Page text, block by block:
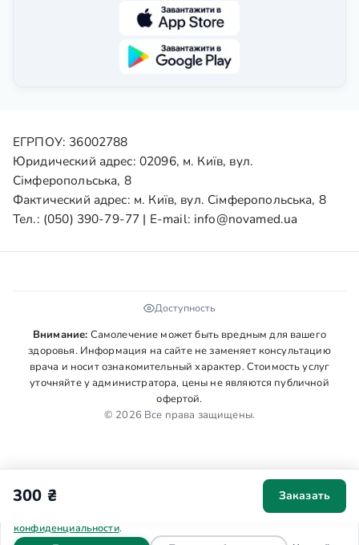
300 ₴ Заказать
ЕГРПОУ: 36002788
Юридический адрес: 02096, м. Київ, вул.
Сімферопольська, 8
Фактический адрес: м. Київ, вул. Сімферопольська, 8
Тел.: (050) 390-79-77 | E-mail: info@novamed.ua
Доступность
Внимание: Самолечение может быть вредным для вашего
здоровья. Информация на сайте не заменяет консультацию
врача и носит ознакомительный характер. Стоимость услуг
уточняйте у администратора, цены не являются публичной
офертой.
© 2026 Все права защищены.
Мы используем cookies для аналитики и персонализации. Ваше
согласие поможет сделать сайт удобнее. Подробнее вПолитике
конфиденциальности.